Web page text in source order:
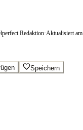
Redaktion·Aktualisiert am
Speichern